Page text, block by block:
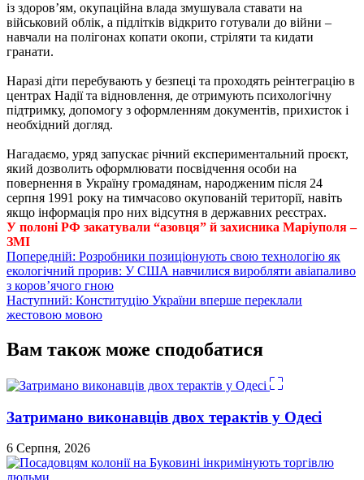
із здоров’ям, окупаційна влада змушувала ставати на
військовий облік, а підлітків відкрито готували до війни –
навчали на полігонах копати окопи, стріляти та кидати
гранати.
Наразі діти перебувають у безпеці та проходять реінтеграцію в
центрах Надії та відновлення, де отримують психологічну
підтримку, допомогу з оформленням документів, прихисток і
необхідний догляд.
Нагадаємо, уряд запускає річний експериментальний проєкт,
який дозволить оформлювати посвідчення особи на
повернення в Україну громадянам, народженим після 24
серпня 1991 року на тимчасово окупованій території, навіть
якщо інформація про них відсутня в державних реєстрах.
У полоні РФ закатували “азовця” й захисника Маріуполя –
ЗМІ
Навігація
записів
Попередній: Розробники позиціонують свою технологію як
екологічний прорив: У США навчилися виробляти авіапаливо
з коров’ячого гною
Наступний: Конституцію України вперше переклали
жестовою мовою
Вам також може сподобатися
Затримано виконавців двох терактів у Одесі
6 Серпня, 2026